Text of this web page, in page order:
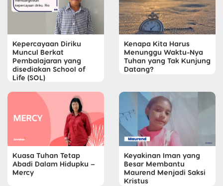
Kepercayaan Diriku
Muncul Berkat
Pembalajaran yang
disediakan School of
Life (SOL)
Kenapa Kita Harus
Menunggu Waktu-Nya
Tuhan yang Tak Kunjung
Datang?
Kuasa Tuhan Tetap
Abadi Dalam Hidupku –
Mercy
Keyakinan Iman yang
Besar Membantu
Maurend Menjadi Saksi
Kristus